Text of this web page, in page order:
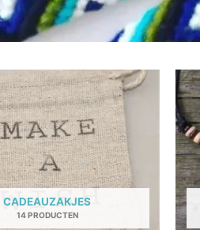
CADEAUZAKJES
14 PRODUCTEN